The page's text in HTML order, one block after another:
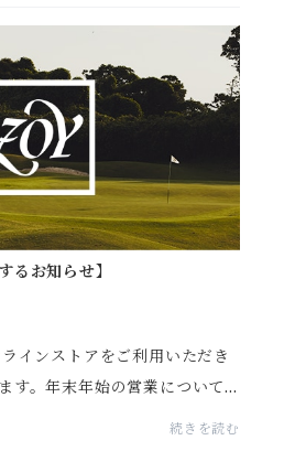
るお知らせ】
インストアをご利用いただき
す。年末年始の営業について
。お客様にはご不便をおかけ
続きを読む